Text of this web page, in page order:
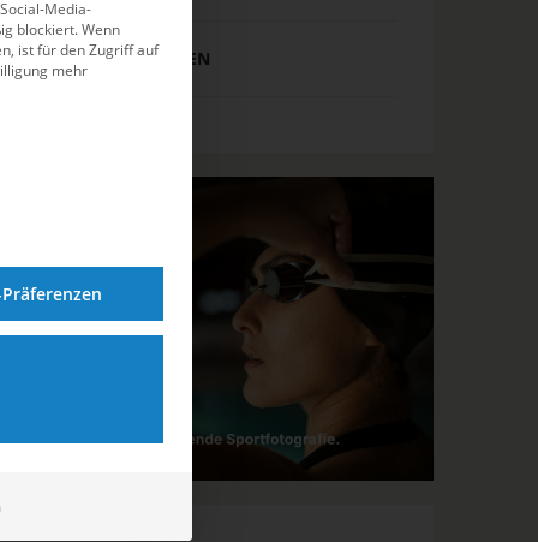
WASSERSPRINGEN
Media-
blockiert. Wenn
ist für den Zugriff auf
mehr